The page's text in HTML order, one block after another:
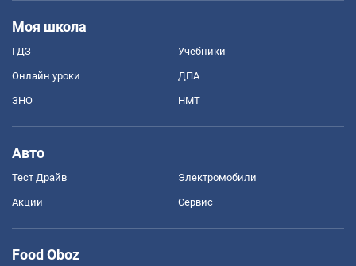
Моя школа
ГДЗ Учебники
Онлайн уроки ДПА
ЗНО НМТ
Авто
Тест Драйв Электромобили
Акции Сервис
Food Oboz